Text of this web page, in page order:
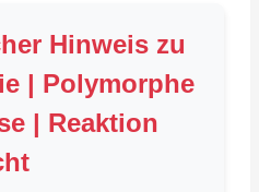
Hinweis zu
| Polymorphe
| Reaktion